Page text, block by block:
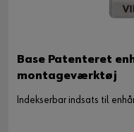
Base Patenteret
montageværktøj
Indekserbar indsats til